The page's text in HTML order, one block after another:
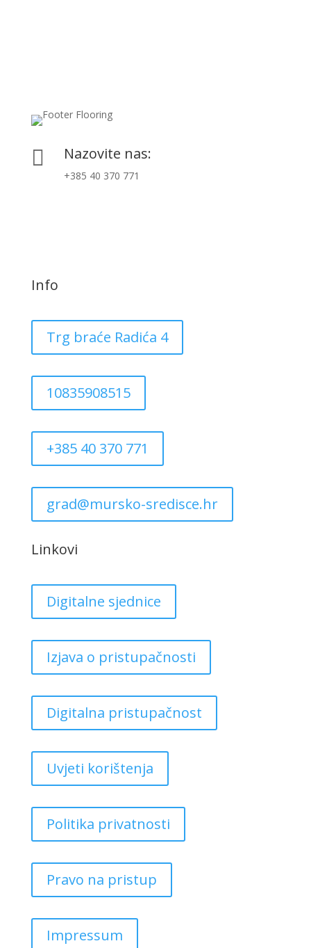
 Nazovite nas:
+385 40 370 771
Info
Trg braće Radića 4
10835908515
+385 40 370 771
grad@mursko-sredisce.hr
Linkovi
Digitalne sjednice
Izjava o pristupačnosti
Digitalna pristupačnost
Uvjeti korištenja
Politika privatnosti
Pravo na pristup
Impressum